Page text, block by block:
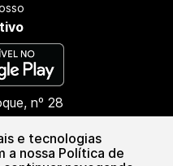
e tecnologias
a nossa Política de
nº 28
000
Neves - BA